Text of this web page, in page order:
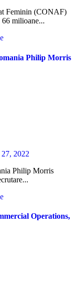
66 milioane...
Philip Morris
2022
Operations,